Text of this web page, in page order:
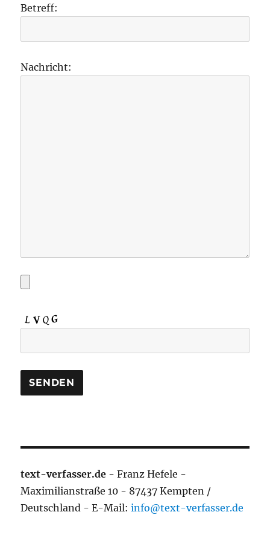
Betreff:
Nachricht:
text-verfasser.de - Franz Hefele -
Maximilianstraße 10 - 87437 Kempten /
Deutschland - E-Mail:info@text-verfasser.de